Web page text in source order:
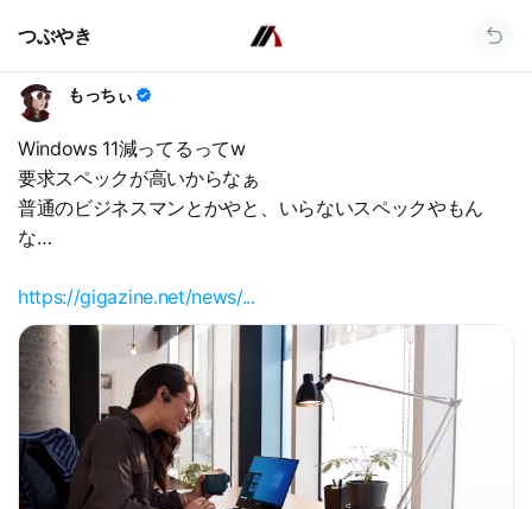
つぶやき
もっちぃ
Windows 11減ってるってw
要求スペックが高いからなぁ
普通のビジネスマンとかやと、いらないスペックやもん
な…
https://gigazine.net/news/...